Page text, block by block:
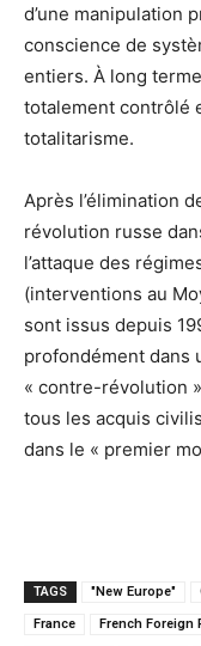
d’une manipulation
conscience de
entiers. À long
totalement contrôlé
totalitarisme.
Après l’élimination
révolution russe
l’attaque des
(interventions au
sont issus depuis
profondément dans
« contre-révolution
tous les acquis
dans le « premier
TAGS "New Europe"
France French Foreign